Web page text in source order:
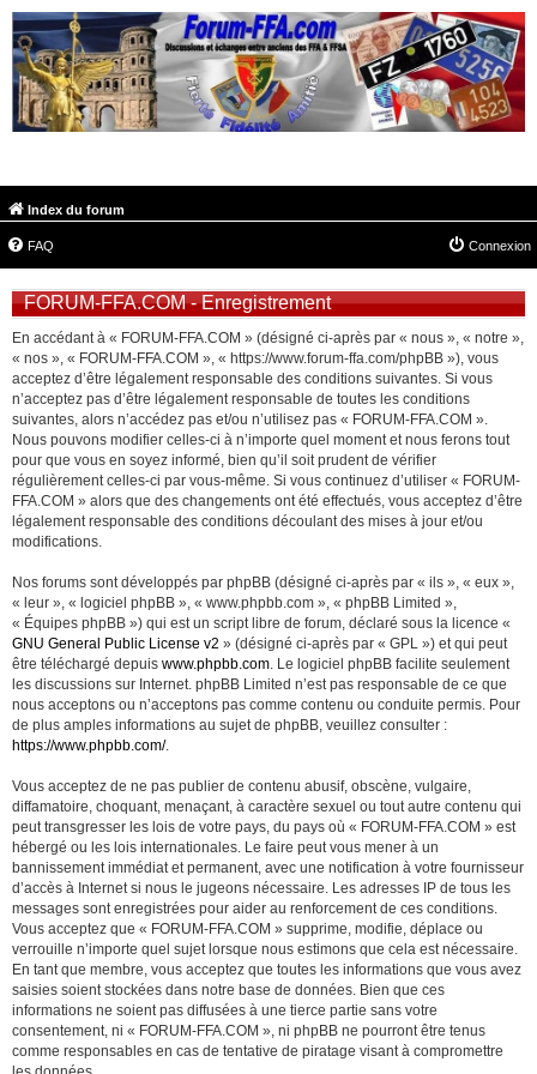
Index du forum
FAQ Connexion
FORUM-FFA.COM - Enregistrement
En accédant à « FORUM-FFA.COM » (désigné ci-après par « nous », « notre »,
« nos », « FORUM-FFA.COM », « https://www.forum-ffa.com/phpBB »), vous
acceptez d’être légalement responsable des conditions suivantes. Si vous
n’acceptez pas d’être légalement responsable de toutes les conditions
suivantes, alors n’accédez pas et/ou n’utilisez pas « FORUM-FFA.COM ».
Nous pouvons modifier celles-ci à n’importe quel moment et nous ferons tout
pour que vous en soyez informé, bien qu’il soit prudent de vérifier
régulièrement celles-ci par vous-même. Si vous continuez d’utiliser « FORUM-
FFA.COM » alors que des changements ont été effectués, vous acceptez d’être
légalement responsable des conditions découlant des mises à jour et/ou
modifications.
Nos forums sont développés par phpBB (désigné ci-après par « ils », « eux »,
« leur », « logiciel phpBB », « www.phpbb.com », « phpBB Limited »,
« Équipes phpBB ») qui est un script libre de forum, déclaré sous la licence «
GNU General Public License v2 » (désigné ci-après par « GPL ») et qui peut
être téléchargé depuis www.phpbb.com . Le logiciel phpBB facilite seulement
les discussions sur Internet. phpBB Limited n’est pas responsable de ce que
nous acceptons ou n’acceptons pas comme contenu ou conduite permis. Pour
de plus amples informations au sujet de phpBB, veuillez consulter :
https://www.phpbb.com/.
Vous acceptez de ne pas publier de contenu abusif, obscène, vulgaire,
diffamatoire, choquant, menaçant, à caractère sexuel ou tout autre contenu qui
peut transgresser les lois de votre pays, du pays où « FORUM-FFA.COM » est
hébergé ou les lois internationales. Le faire peut vous mener à un
bannissement immédiat et permanent, avec une notification à votre fournisseur
d’accès à Internet si nous le jugeons nécessaire. Les adresses IP de tous les
messages sont enregistrées pour aider au renforcement de ces conditions.
Vous acceptez que « FORUM-FFA.COM » supprime, modifie, déplace ou
verrouille n’importe quel sujet lorsque nous estimons que cela est nécessaire.
En tant que membre, vous acceptez que toutes les informations que vous avez
saisies soient stockées dans notre base de données. Bien que ces
informations ne soient pas diffusées à une tierce partie sans votre
consentement, ni « FORUM-FFA.COM », ni phpBB ne pourront être tenus
comme responsables en cas de tentative de piratage visant à compromettre